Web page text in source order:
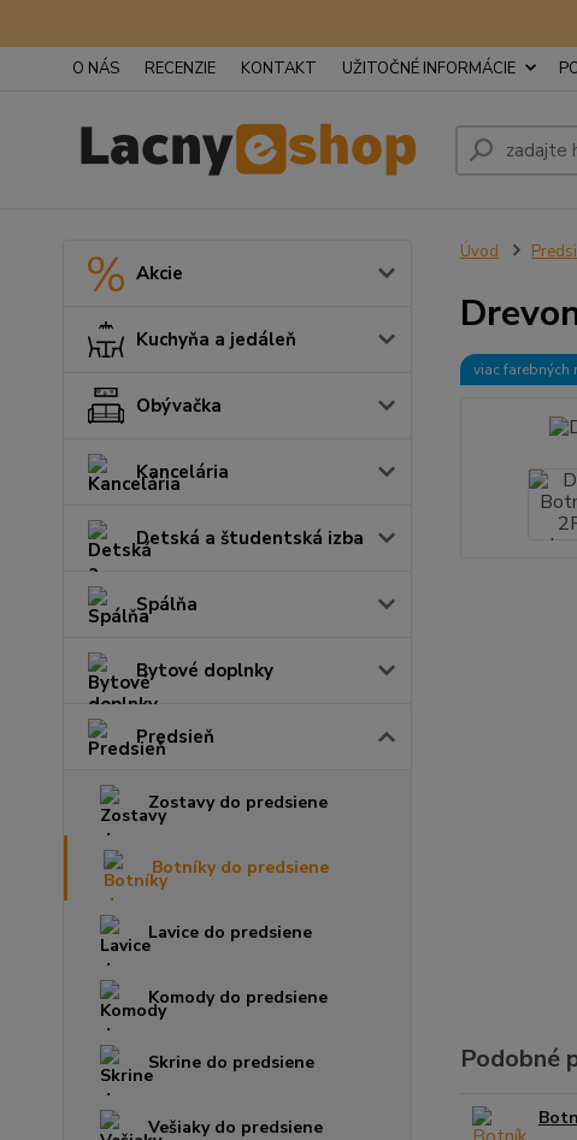
O NÁS RECENZIE KONTAKT UŽITOČNÉ INFORMÁCIE
Akcie
Kuchyňa a jedáleň
Obývačka
Kancelária
Detská a študentská izba
Spálňa
Bytové doplnky
Predsieň
Zostavy do predsiene
Botníky do predsiene
Lavice do predsiene
Komody do predsiene
Skrine do predsiene
Vešiaky do predsiene
Úvod
viac farebných
Podobné